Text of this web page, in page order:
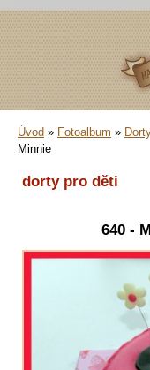
Úvod » Fotoalbum »
Minnie
dorty pro děti
640 -